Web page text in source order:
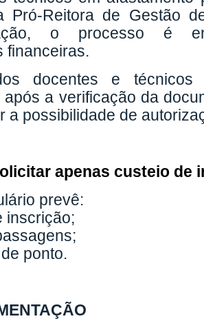
Pró-Reitora de Gestão
o processo é
financeiras.
docentes e técnicos
após a verificação da
a possibilidade de
apenas custeio de
prevê:
inscrição;
ponto.